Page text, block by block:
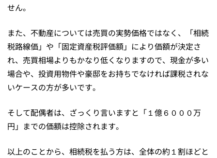
せん。
また、不動産については売買の実勢価格ではなく、「相続
税路線価」や「固定資産税評価額」により価額が決定さ
れ、売買相場よりもかなり低くなりますので、現金が多い
場合や、投資用物件や豪邸をお持ちでなければ課税されな
いケースの方が多いです。
そして配偶者は、ざっくり言いますと「１億６０００万
円」までの価額は控除されます。
以上のことから、相続税を払う方は、全体の約１割ほどと